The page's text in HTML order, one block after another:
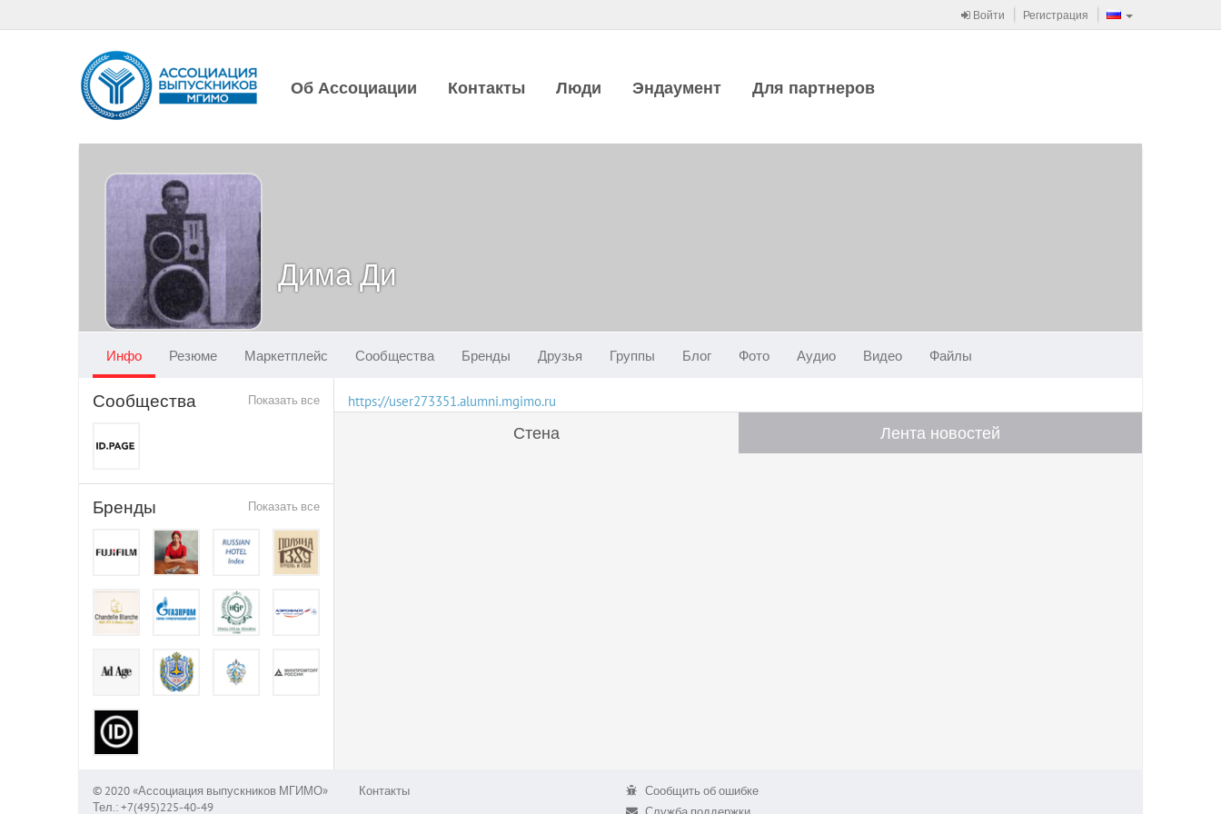
Войти Регистрация
Об Ассоциации Контакты Люди Эндаумент Для партнеров
Дима Ди
Инфо Резюме Маркетплейс Сообщества Бренды Друзья Группы Блог Фото Аудио Видео Файлы
Показать все
Сообщества
Показать все
Бренды
https://user273351.alumni.mgimo.ru
Стена Лента новостей
© 2020 «Ассоциация выпускников МГИМО»
Тел.: +7(495)225-40-49
Контакты
Сообщить об ошибке